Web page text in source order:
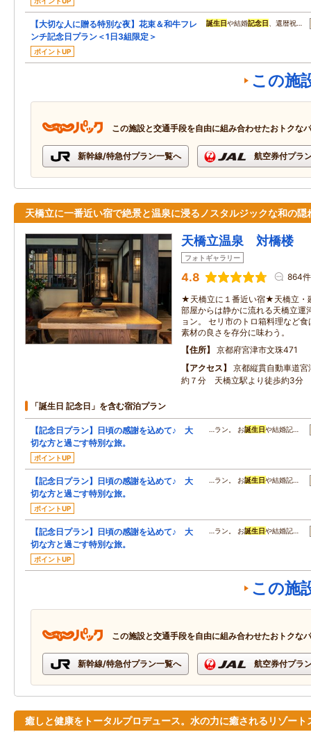
【大切な人に贈る特別な夜】花束＆和牛フレ
ンチ記念日プラン＜1日3組限定＞
ポイントUP
誕生日や結婚記念日 、還暦祝…
この施
この施設と交通手段を自由に組み合わせたおトクな
新幹線/特急付プラン一覧へ 航空券付プラ
天橋立に一番近い宿で絶景と温泉に浸るノスタルジックな和の隠
天橋立温泉 対橋楼
フォトギャラリー
4.8 864件
★天橋立に１番近い宿★天橋立・
部屋からは静かに流れる天橋立運
ョン。 セリ市のトロ箱料理など
素材の良さを存分に味わう。
住所
京都府宮津市文珠471
アクセス
京都縦貫自動車道
約７分 天橋立駅より徒歩約3
「誕生日 記念日」を含む宿泊プラン
【記念日プラン】日頃の感謝を込めて♪ 大
切な方と過ごす特別な旅。
ポイントUP
…ラン。 お誕生日や結婚記…
【記念日プラン】日頃の感謝を込めて♪ 大
切な方と過ごす特別な旅。
ポイントUP
…ラン。 お誕生日や結婚記…
【記念日プラン】日頃の感謝を込めて♪ 大
切な方と過ごす特別な旅。
ポイントUP
…ラン。 お誕生日や結婚記…
この施
この施設と交通手段を自由に組み合わせたおトクな
新幹線/特急付プラン一覧へ 航空券付プラ
癒しと健康をトータルプロデュース。水の力に癒されるリゾート